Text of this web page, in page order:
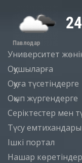
Университет
Оқушыларға
Оқуға түсетіндерге
Оқып жүргендерге
Серіктестер мен
Түсу
Iшкi портал
Нашар